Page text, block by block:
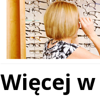
Więcej